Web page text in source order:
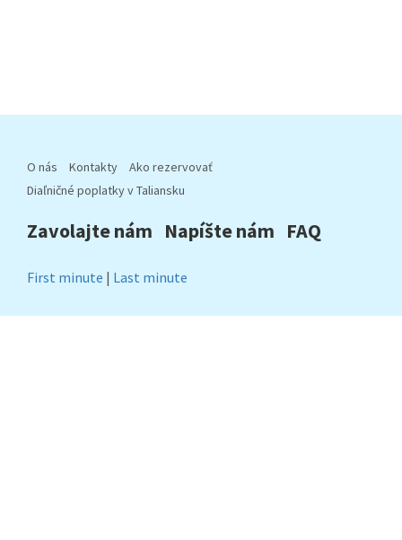
O nás Kontakty
Ako rezervovať
Diaľničné poplatky v Taliansku
Zavolajte nám Napíšte nám FAQ
First minute | Last minute